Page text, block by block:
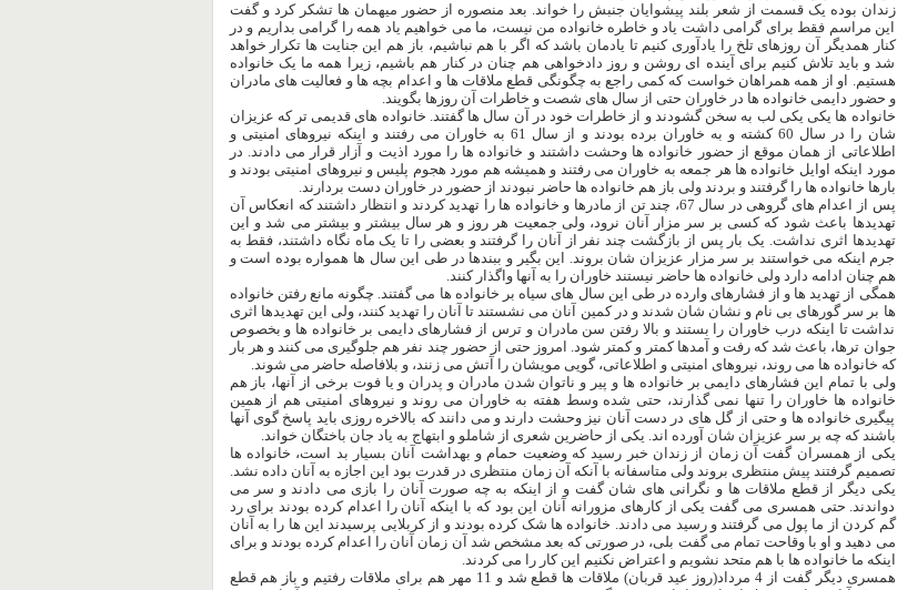
زندان بوده یک قسمت از شعر بلند پیشوایان جنبش را خواند. بعد منصوره از حضور میهمان ها تشکر کرد و گفت
این مراسم فقط برای گرامی داشت یاد و خاطره خانواده من نیست، ما می خواهیم یاد همه را گرامی بداریم و در
کنار همدیگر آن روزهای تلخ را یادآوری کنیم تا یادمان باشد که اگر با هم نباشیم، باز هم این جنایت ها تکرار خواهد
شد و باید تلاش کنیم برای آینده ای روشن و روز دادخواهی هم چنان در کنار هم باشیم، زیرا همه ما یک خانواده
هستیم. او از همه همراهان خواست که کمی راجع به چگونگی قطع ملاقات ها و اعدام بچه ها و فعالیت های مادران
و حضور دایمی خانواده ها در خاوران حتی از سال های شصت و خاطرات آن روزها بگویند.
خانواده ها یکی یکی لب به سخن گشودند و از خاطرات خود در آن سال ها گفتند. خانواده های قدیمی تر که عزیزان
شان را در سال 60 کشته و به خاوران برده بودند و از سال 61 به خاوران می رفتند و اینکه نیروهای امنیتی و
اطلاعاتی از همان موقع از حضور خانواده ها وحشت داشتند و خانواده ها را مورد اذیت و آزار قرار می دادند. در
مورد اینکه اوایل خانواده ها هر جمعه به خاوران می رفتند و همیشه هم مورد هجوم پلیس و نیروهای امنیتی بودند و
بارها خانواده ها را گرفتند و بردند ولی باز هم خانواده ها حاضر نبودند از حضور در خاوران دست بردارند.
پس از اعدام های گروهی در سال 67، چند تن از مادرها و خانواده ها را تهدید کردند و انتظار داشتند که انعکاس آن
تهدیدها باعث شود که کسی بر سر مزار آنان نرود، ولی جمعیت هر روز و هر سال بیشتر و بیشتر می شد و این
تهدیدها اثری نداشت. یک بار پس از بازگشت چند نفر از آنان را گرفتند و بعضی را تا یک ماه نگاه داشتند، فقط به
جرم اینکه می خواستند بر سر مزار عزیزان شان بروند. این بگیر و ببندها در طی این سال ها همواره بوده است و
هم چنان ادامه دارد ولی خانواده ها حاضر نیستند خاوران را به آنها واگذار کنند.
همگی از تهدید ها و از فشارهای وارده در طی این سال های سیاه بر خانواده ها می گفتند. چگونه مانع رفتن خانواده
ها بر سر گورهای بی نام و نشان شان شدند و در کمین آنان می نشستند تا آنان را تهدید کنند، ولی این تهدیدها اثری
نداشت تا اینکه درب خاوران را بستند و بالا رفتن سن مادران و ترس از فشارهای دایمی بر خانواده ها و بخصوص
جوان ترها، باعث شد که رفت و آمدها کمتر و کمتر شود. امروز حتی از حضور چند نفر هم جلوگیری می کنند و هر بار
که خانواده ها می روند، نیروهای امنیتی و اطلاعاتی، گویی مویشان را آتش می زنند، و بلافاصله حاضر می شوند.
ولی با تمام این فشارهای دایمی بر خانواده ها و پیر و ناتوان شدن مادران و پدران و یا فوت برخی از آنها، باز هم
خانواده ها خاوران را تنها نمی گذارند، حتی شده وسط هفته به خاوران می روند و نیروهای امنیتی هم از همین
پیگیری خانواده ها و حتی از گل های در دست آنان نیز وحشت دارند و می دانند که بالاخره روزی باید پاسخ گوی آنها
باشند که چه بر سر عزیزان شان آورده اند. یکی از حاضرین شعری از شاملو و ابتهاج به یاد جان باختگان خواند.
یکی از همسران گفت آن زمان از زندان خبر رسید که وضعیت حمام و بهداشت آنان بسیار بد است، خانواده ها
تصمیم گرفتند پیش منتظری بروند ولی متاسفانه با آنکه آن زمان منتظری در قدرت بود این اجازه به آنان داده نشد.
یکی دیگر از قطع ملاقات ها و نگرانی های شان گفت و از اینکه به چه صورت آنان را بازی می دادند و سر می
دواندند. حتی همسری می گفت یکی از کارهای مزورانه آنان این بود که با اینکه آنان را اعدام کرده بودند برای رد
گم کردن از ما پول می گرفتند و رسید می دادند. خانواده ها شک کرده بودند و از کربلایی پرسیدند این ها را به آنان
می دهید و او با وقاحت تمام می گفت بلی، در صورتی که بعد مشخص شد آن زمان آنان را اعدام کرده بودند و برای
اینکه ما خانواده ها با هم متحد نشویم و اعتراض نکنیم این کار را می کردند.
همسری دیگر گفت از 4 مرداد(روز عید قربان) ملاقات ها قطع شد و 11 مهر هم برای ملاقات رفتیم و باز هم قطع